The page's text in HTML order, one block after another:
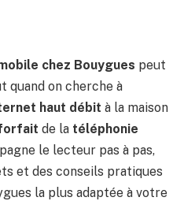
chez Bouygues peut
quand on cherche à
haut débit à la maison
de la téléphonie
le lecteur pas à pas,
et des conseils pratiques
la plus adaptée à votre